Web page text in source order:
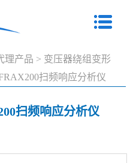
理产品 > 变压器绕组变形
扫频响应分析仪
扫频响应分析仪